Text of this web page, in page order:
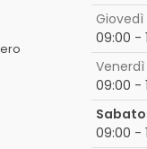
Giovedì
09:00 -
Venerdì
09:00 -
Sabato
09:00 -